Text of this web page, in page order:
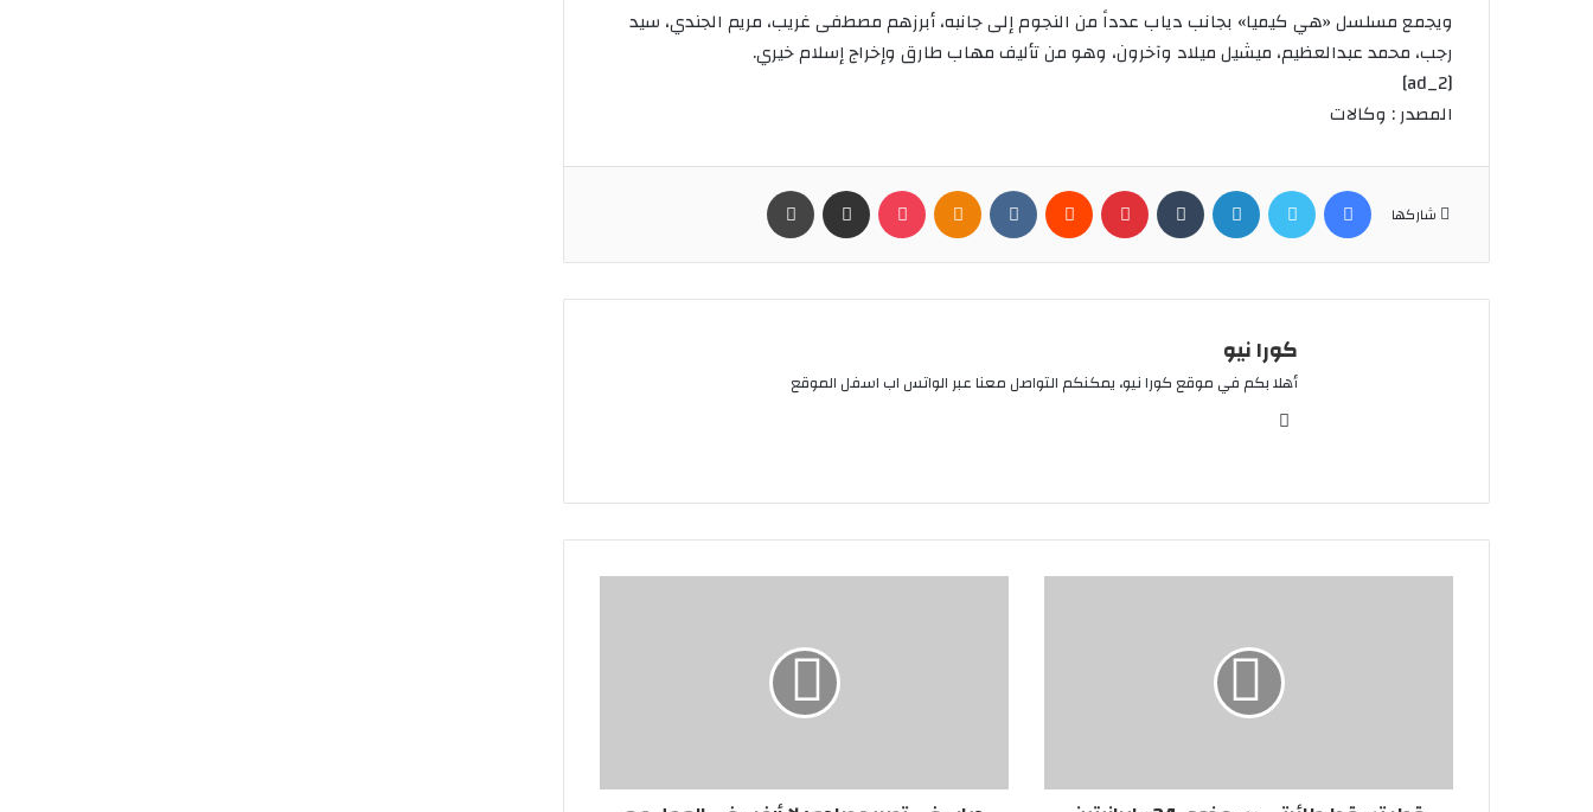
ويجمع مسلسل «هي كيميا» بجانب دياب عدداً من النجوم إلى جانبه، أبرزهم مصطفى غريب، مريم الجندي، سيد
رجب، محمد عبدالعظيم، ميشيل ميلاد وآخرون، وهو من تأليف مهاب طارق وإخراج إسلام خيري.
[ad_2]
المصدر : وكالات
شاركها
فيسبوك تويتر لينكدإن بينتيريست Odnoklassniki
بوكيت مشاركة عبر البريد
كورا نيو
أهلا بكم في موقع كورا نيو، يمكنكم التواصل معنا عبر الواتس اب اسفل الموقع